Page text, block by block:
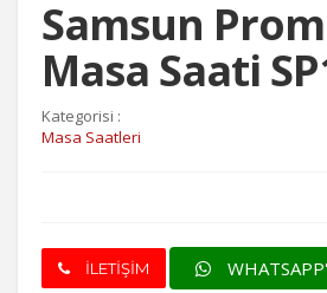
Samsun
Masa Saati
Kategorisi :
Masa Saatleri
İLETİŞİM